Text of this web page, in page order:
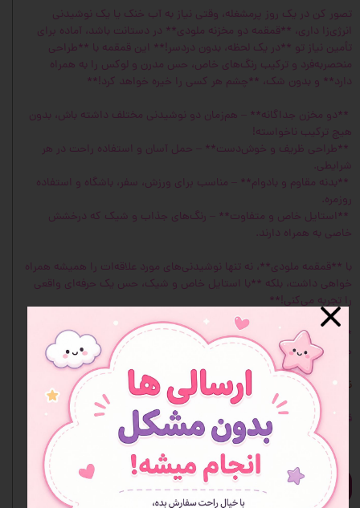
تصور کن در یک روز پرمشغله، وقتی نیاز به آب خنک یا یک نوشیدنی
انرژی‌زا داری، **قمقمه دو مخزنه ملودی** در دستانت باشد، آماده برای
تأمین نیاز تو **در یک لحظه، بدون دردسر!** این قمقمه با **طراحی
منحصر‌به‌فرد و ترکیب رنگ‌های خاص، حس مدرن و لوکس را به همراه
دارد** و بدون شک، **چشم هر کسی را خیره خواهد کرد!**
**دو مخزن جداگانه** – هم‌زمان دو نوشیدنی مختلف داشته باش، بدون
هیچ ترکیب ناخواسته!
**طراحی ظریف و خوش‌دست** – حمل آسان و استفاده راحت در هر
شرایطی.
**بدنه مقاوم و بادوام** – مناسب برای ورزش، سفر، باشگاه و استفاده
روزمره.
**استایل خاص و متفاوت** – رنگ‌های جذاب و شیک که درخشش
خاصی به همراه دارند.
با **قمقمه ملودی**، نه تنها نوشیدنی‌های مورد علاقه‌ات را همیشه همراه
خواهی داشت، بلکه **با استایل خاص و شیک، حس یک حرفه‌ای واقعی
را تجربه می‌کنی!**
**منتظر تجربه‌ی متفاوتی باش! آیا این قمقمه، همان چیزی نیست که
همیشه دنبالش بودی؟
نکات
قمقمه و جعبه ارسالی برای شما مانند تصویر غیر ژورنالی می باشد.
افزودن به سبد خرید